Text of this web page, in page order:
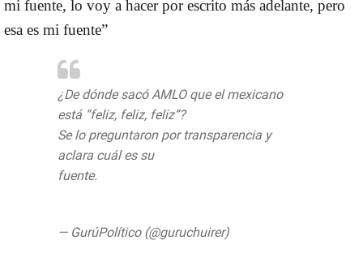
mi fuente, lo voy a hacer por escrito más adelante, pero
esa es mi fuente”
¿De dónde sacó AMLO que el mexicano
está “feliz, feliz, feliz”?
Se lo preguntaron por transparencia y
aclara cuál es su
fuente.
— GurúPolítico (@guruchuirer)